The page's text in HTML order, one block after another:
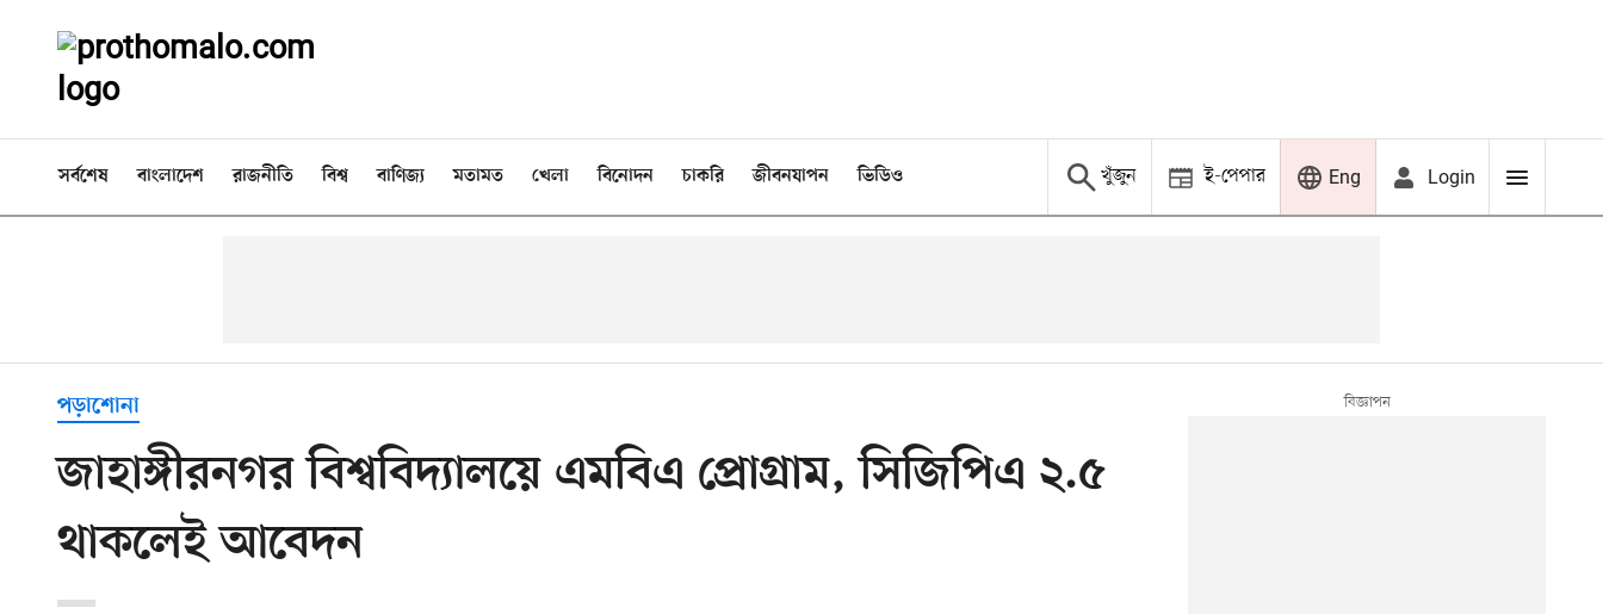
সর্বশেষ বাংলাদেশ রাজনীতি বিশ্ব বাণিজ্য মতামত খেলা বিনোদন চাকরি জীবনযাপন ভিডিও খুঁজুন ই-পেপার Eng Login
পড়াশোনা
জাহাঙ্গীরনগর বিশ্ববিদ্যালয়ে এমবিএ প্রোগ্রাম, সিজিপিএ ২.৫
থাকলেই আবেদন